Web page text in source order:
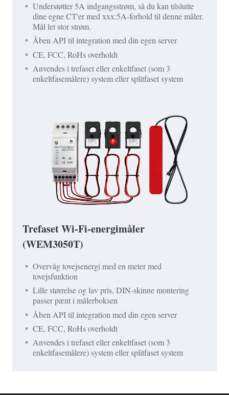
Understøtter 5A indgangsstrøm, så du kan tilslutte
dine egne CT'er med xxx:5A-forhold til denne måler.
Mål let stor strøm.
Åben API til integration med din egen server
CE, FCC, RoHs overholdt
Anvendes i trefaset eller enkeltfaset (som 3
enkeltfasemålere) system eller splitfaset system
Trefaset Wi-Fi-energimåler
(WEM3050T)
Overvåg tovejsenergi med en meter med
tovejsfunktion
Lille størrelse og lav pris, DIN-skinne montering
passer pænt i målerboksen
Åben API til integration med din egen server
CE, FCC, RoHs overholdt
Anvendes i trefaset eller enkeltfaset (som 3
enkeltfasemålere) system eller splitfaset system